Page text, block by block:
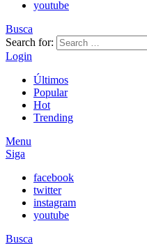
youtube
Busca
Search for:
Login
Últimos
Popular
Hot
Trending
Menu
Siga
facebook
twitter
instagram
youtube
Busca